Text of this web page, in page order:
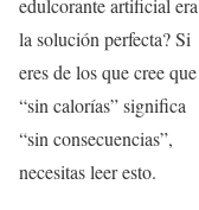
edulcorante artificial era
la solución perfecta? Si
eres de los que cree que
“sin calorías” significa
“sin consecuencias”,
necesitas leer esto.